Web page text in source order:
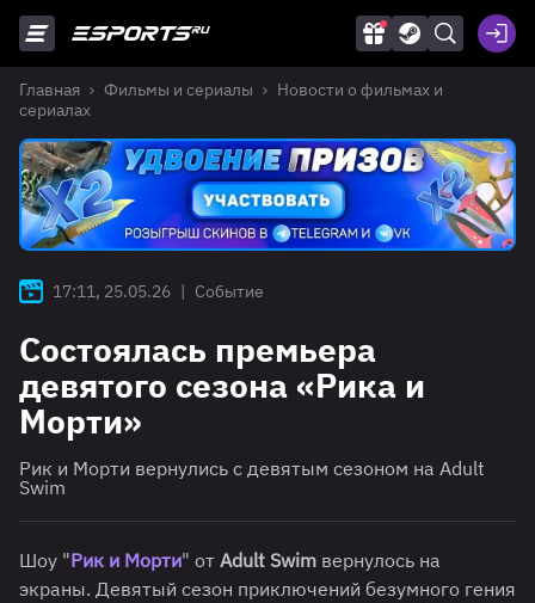
Главная Фильмы и сериалы
Новости о фильмах и
сериалах
17:11, 25.05.26 | Событие
Состоялась премьера
девятого сезона «Рика и
Морти»
Рик и Морти вернулись с девятым сезоном на Adult
Swim
Шоу "Рик и Морти" от Adult Swim вернулось на
экраны. Девятый сезон приключений безумного гения